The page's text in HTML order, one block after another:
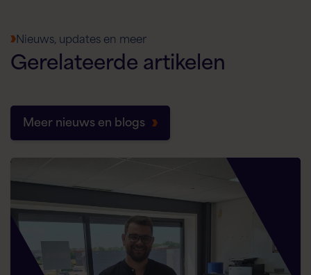
Nieuws, updates en meer
Gerelateerdeartikelen
Meer nieuws en blogs